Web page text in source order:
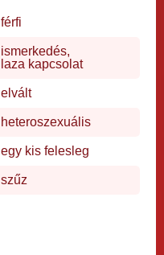
férfi
ismerkedés,
laza kapcsolat
elvált
heteroszexuális
egy kis felesleg
szűz